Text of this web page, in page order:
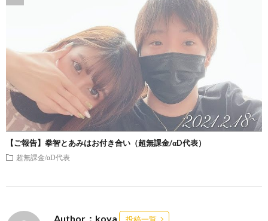
【ご報告】拳智とあみはお付き合い（超無課金/αD代表）
超無課金/αD代表
Author：koya 投稿一覧